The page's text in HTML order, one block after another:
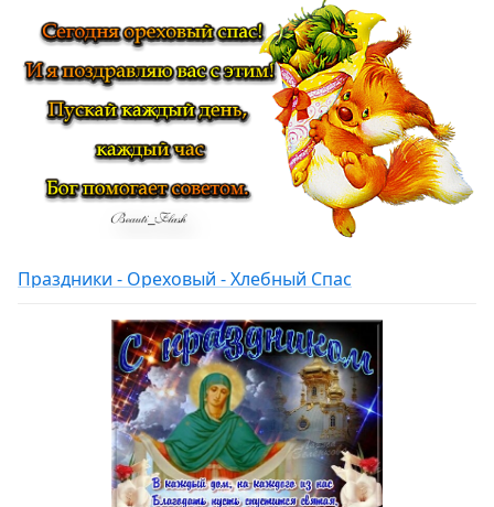
Праздники - Ореховый - Хлебный Спас